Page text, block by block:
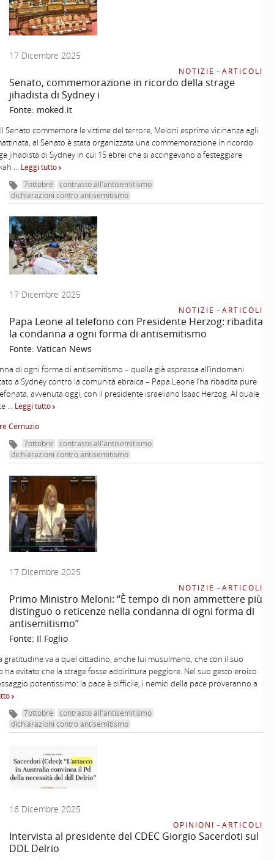
17 Dicembre 2025
NOTIZIE –ARTICOLI
Senato, commemorazione in ricordo della strage
jihadista di Sydney i
Fonte: moked.it
Il Senato commemora le vittime del terrore, Meloni esprime vicinanza agli
al Senato è stata organizzata una commemorazione in ricordo
jihadista di Sydney in cui 15 ebrei che si accingevano a festeggiare
… Leggi tutto
7ottobre
contrasto all'antisemitismo
dichiarazioni contro antisemitismo
17 Dicembre 2025
NOTIZIE –ARTICOLI
Papa Leone al telefono con Presidente Herzog: ribadita
la condanna a ogni forma di antisemitismo
Fonte: Vatican News
di ogni forma di antisemitismo – quella già espressa all’indomani
a Sydney contro la comunità ebraica – Papa Leone l’ha ribadita pure
avvenuta oggi, con il presidente israeliano Isaac Herzog. Al quale
… Leggi tutto
Cernuzio
7ottobre
contrasto all'antisemitismo
dichiarazioni contro antisemitismo
17 Dicembre 2025
NOTIZIE –ARTICOLI
Primo Ministro Meloni: “È tempo di non ammettere più
distinguo o reticenze nella condanna di ogni forma di
antisemitismo”
Fonte: Il Foglio
gratitudine va a quel cittadino, anche lui musulmano, che con il suo
ha evitato che la strage fosse addirittura peggiore. Nel suo gesto eroico
potentissimo: la pace è difficile, i nemici della pace proveranno a
7ottobre
contrasto all'antisemitismo
dichiarazioni contro antisemitismo
16 Dicembre 2025
OPINIONI –ARTICOLI
Intervista al presidente del CDEC Giorgio Sacerdoti sul
DDL Delrio